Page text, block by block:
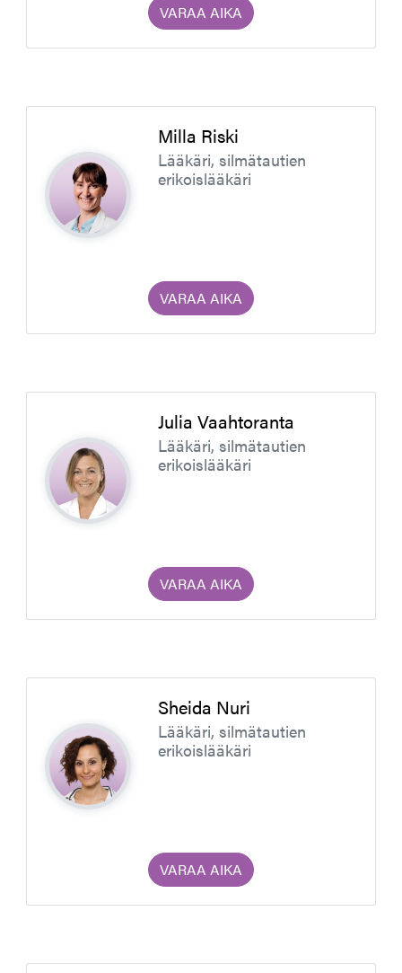
VARAA AIKA
Milla Riski
Lääkäri, silmätautien
erikoislääkäri
VARAA AIKA
Julia Vaahtoranta
Lääkäri, silmätautien
erikoislääkäri
VARAA AIKA
Sheida Nuri
Lääkäri, silmätautien
erikoislääkäri
VARAA AIKA